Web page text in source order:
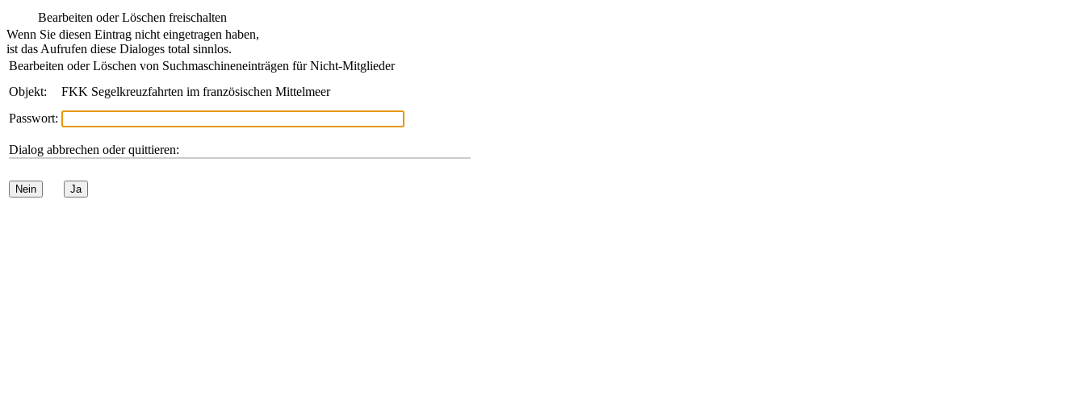
Bearbeiten oder Löschen freischalten
Wenn Sie diesen Eintrag nicht eingetragen haben,
ist das Aufrufen diese Dialoges total sinnlos.
Bearbeiten oder Löschen von Suchmaschineneinträgen für Nicht-Mitglieder
Objekt:
FKK Segelkreuzfahrten im französischen Mittelmeer
Passwort:
Dialog abbrechen oder quittieren:
Nein Ja